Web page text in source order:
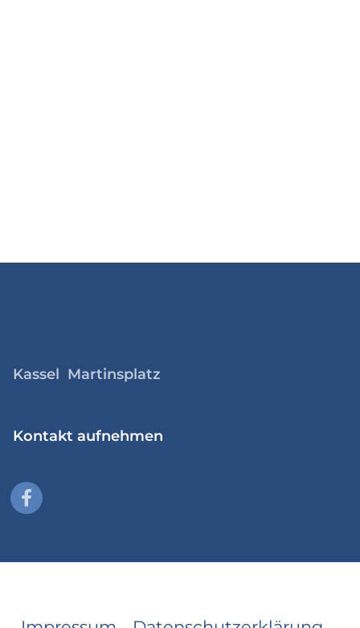
Kassel Martinsplatz
Kontakt aufnehmen